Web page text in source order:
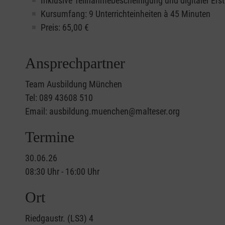
Kursumfang: 9 Unterrichteinheiten à 45 Minuten
Preis: 65,00 €
Ansprechpartner
Team Ausbildung München
Tel: 089 43608 510
Email: ausbildung.muenchen@malteser.org
Termine
30.06.26
08:30 Uhr - 16:00 Uhr
Ort
Riedgaustr. (LS3) 4